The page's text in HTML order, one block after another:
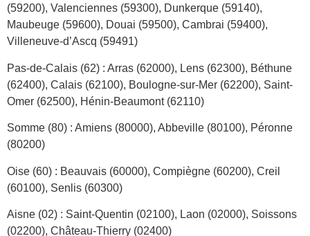
(59200), Valenciennes (59300), Dunkerque (59140),
Maubeuge (59600), Douai (59500), Cambrai (59400),
Villeneuve-d’Ascq (59491)
Pas-de-Calais (62) : Arras (62000), Lens (62300), Béthune
(62400), Calais (62100), Boulogne-sur-Mer (62200), Saint-
Omer (62500), Hénin-Beaumont (62110)
Somme (80) : Amiens (80000), Abbeville (80100), Péronne
(80200)
Oise (60) : Beauvais (60000), Compiègne (60200), Creil
(60100), Senlis (60300)
Aisne (02) : Saint-Quentin (02100), Laon (02000), Soissons
(02200), Château-Thierry (02400)